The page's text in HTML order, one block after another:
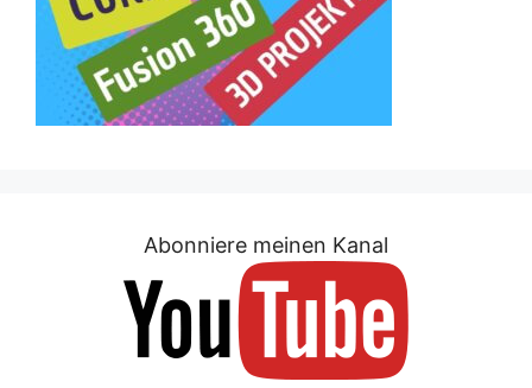
Abonniere meinen Kanal